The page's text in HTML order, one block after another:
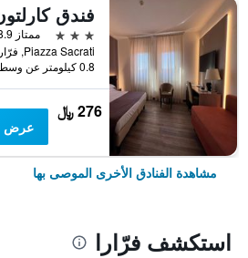
فندق
3 نجوم
ممتاز 8.9
0.8 كيلومتر عن وسط المدينة
276 ﷼
عرض
مشاهدة الفنادق الأخرى الموصى بها
استكشف فرّارا